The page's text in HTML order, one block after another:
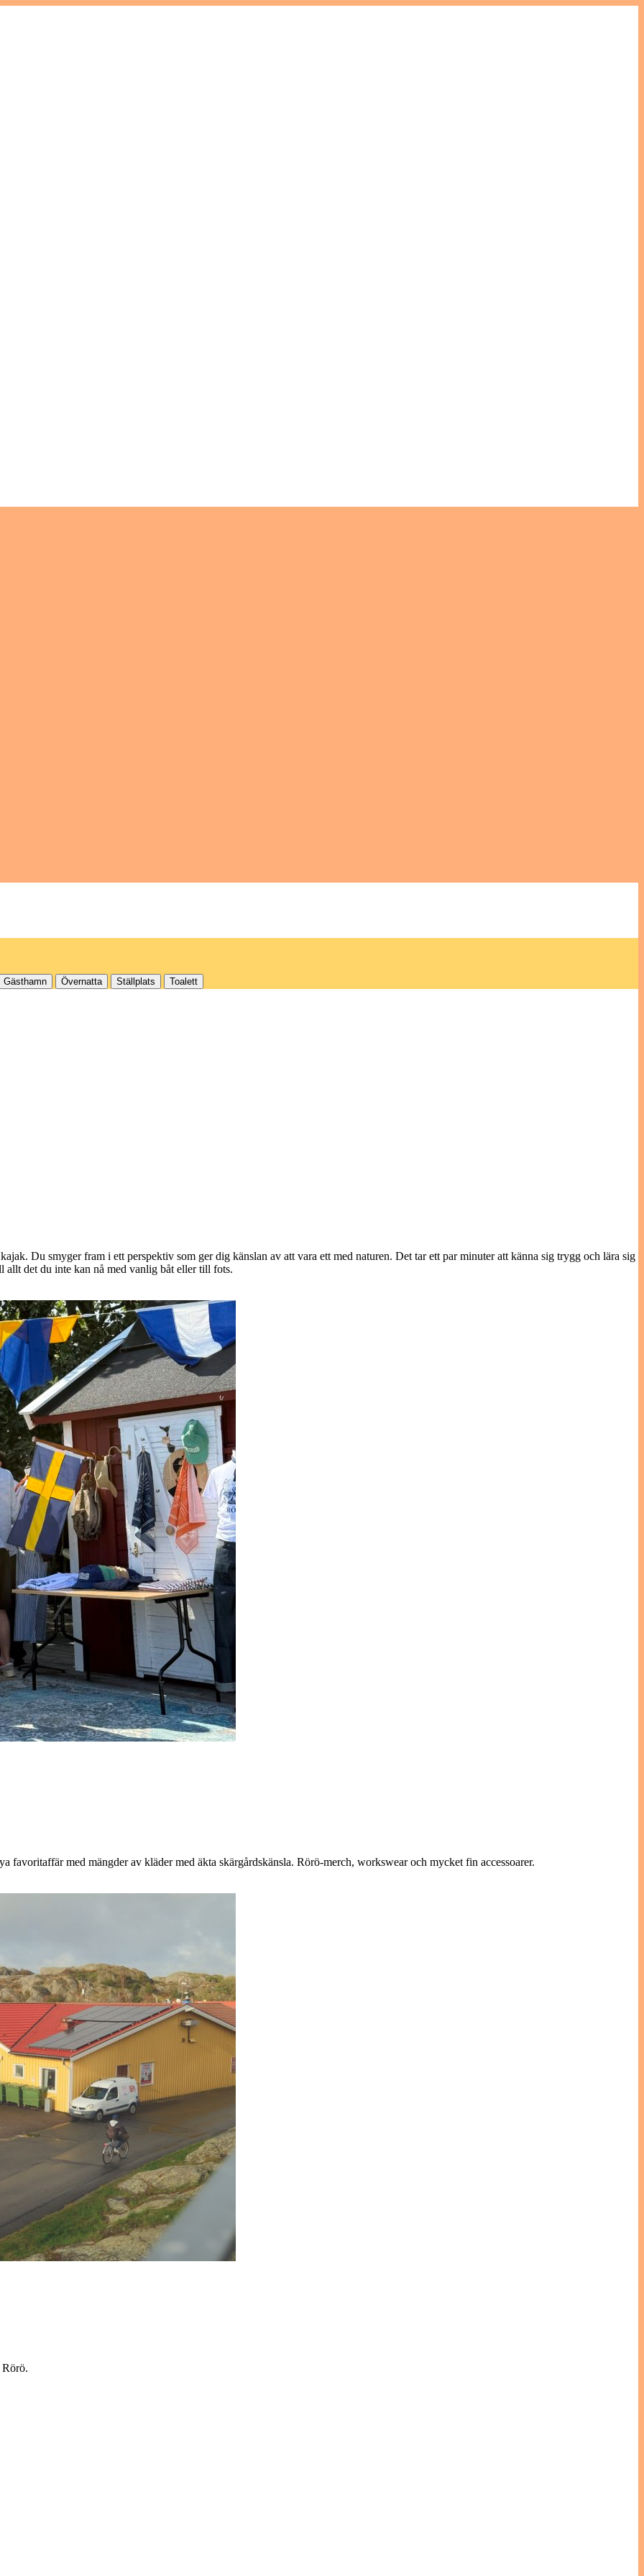
Gästhamn Övernatta Ställplats Toalett
Du smyger fram i ett perspektiv som ger dig känslan av att vara ett med naturen. Det tar ett par minuter att känna sig trygg och lära sig
allt det du inte kan nå med vanlig båt eller till fots.
med mängder av kläder med äkta skärgårdskänsla. Rörö-merch, workswear och mycket fin accessoarer.